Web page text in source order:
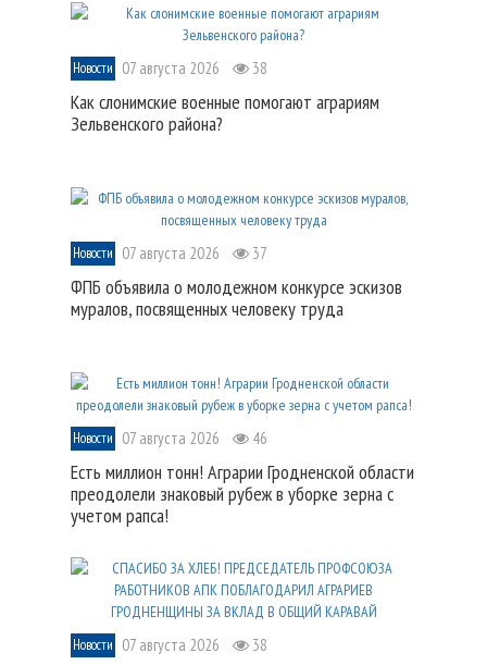
Новости 07 августа 2026 38
Как слонимские военные помогают аграриям
Зельвенского района?
Новости 07 августа 2026 37
ФПБ объявила о молодежном конкурсе эскизов
муралов, посвященных человеку труда
Новости 07 августа 2026 46
Есть миллион тонн! Аграрии Гродненской области
преодолели знаковый рубеж в уборке зерна с
учетом рапса!
Новости 07 августа 2026 38